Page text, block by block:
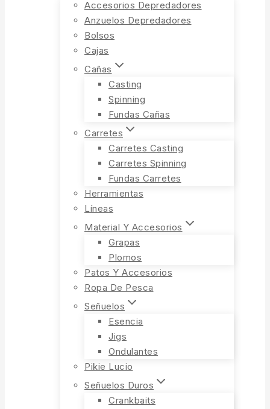
Accesorios Depredadores
Anzuelos Depredadores
Bolsos
Cajas
Cañas
Casting
Spinning
Fundas Cañas
Carretes
Carretes Casting
Carretes Spinning
Fundas Carretes
Herramientas
Líneas
Material Y Accesorios
Grapas
Plomos
Patos Y Accesorios
Ropa De Pesca
Señuelos
Esencia
Jigs
Ondulantes
Pikie Lucio
Señuelos Duros
Crankbaits